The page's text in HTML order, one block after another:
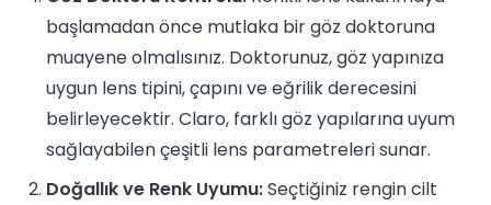
başlamadan önce mutlaka bir göz doktoruna
muayene olmalısınız. Doktorunuz, göz yapınıza
uygun lens tipini, çapını ve eğrilik derecesini
belirleyecektir. Claro, farklı göz yapılarına uyum
sağlayabilen çeşitli lens parametreleri sunar.
Doğallık ve Renk Uyumu:Seçtiğiniz rengin cilt